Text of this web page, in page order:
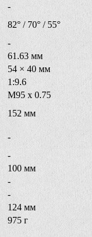
-
82° / 70° / 55°
-
61.63 мм
54 × 40 мм
1:9.6
M95 x 0.75
152 мм
-
-
100 мм
-
-
124 мм
975 г